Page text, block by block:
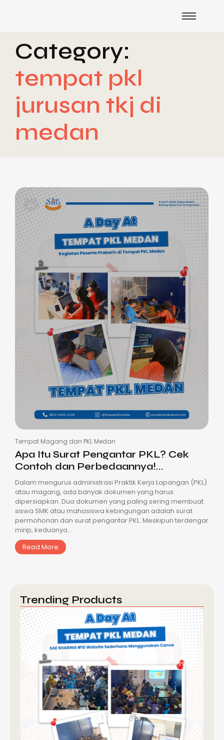
Category:
tempat pkl
jurusan tkj di
medan
Tempat Magang dan PKL Medan
Apa Itu Surat Pengantar PKL? Cek
Contoh dan Perbedaannya!...
Dalam mengurus administrasi Praktik Kerja Lapangan (PKL)
atau magang, ada banyak dokumen yang harus
dipersiapkan. Dua dokumen yang paling sering membuat
siswa SMK atau mahasiswa kebingungan adalah surat
permohonan dan surat pengantar PKL. Meskipun terdengar
mirip, keduanya...
Read More
Trending Products